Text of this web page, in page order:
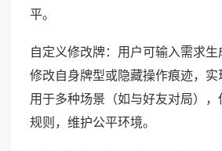
平。
自定义修改牌：用户可输入需求生
修改自身牌型或隐藏操作痕迹，实
用于多种场景（如与好友对局）
规则，维护公平环境。